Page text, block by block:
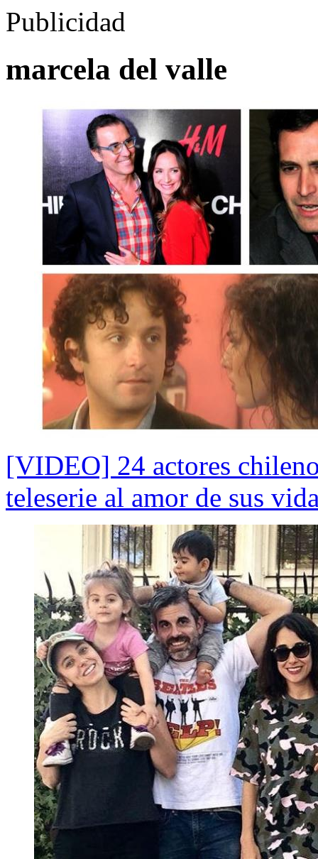
Publicidad
marcela del valle
[VIDEO] 24 actores
teleserie al amor de sus